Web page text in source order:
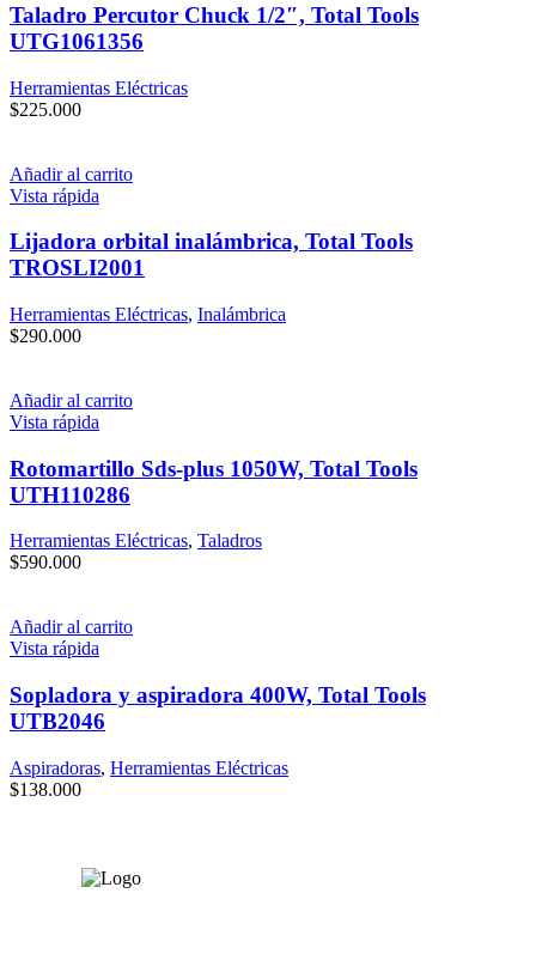
Taladro Percutor Chuck 1/2″, Total Tools
UTG1061356
Herramientas Eléctricas
$225.000
Añadir al carrito
Vista rápida
Lijadora orbital inalámbrica, Total Tools
TROSLI2001
Herramientas Eléctricas, Inalámbrica
$290.000
Añadir al carrito
Vista rápida
Rotomartillo Sds-plus 1050W, Total Tools
UTH110286
Herramientas Eléctricas, Taladros
$590.000
Añadir al carrito
Vista rápida
Sopladora y aspiradora 400W, Total Tools
UTB2046
Aspiradoras, Herramientas Eléctricas
$138.000